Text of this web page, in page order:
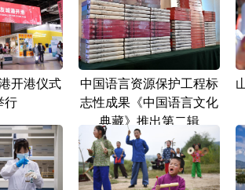
开港仪式
行
中国语言资源保护工程标
志性成果《中国语言文化
典藏》推出第二辑